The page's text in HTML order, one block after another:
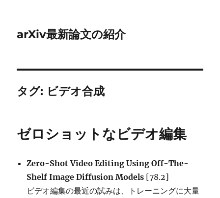
arXiv最新論文の紹介
タグ: ビデオ合成
ゼロショットなビデオ編集
Zero-Shot Video Editing Using Off-The-
Shelf Image Diffusion Models [78.2]
ビデオ編集の最近の試みは、トレーニングに大量